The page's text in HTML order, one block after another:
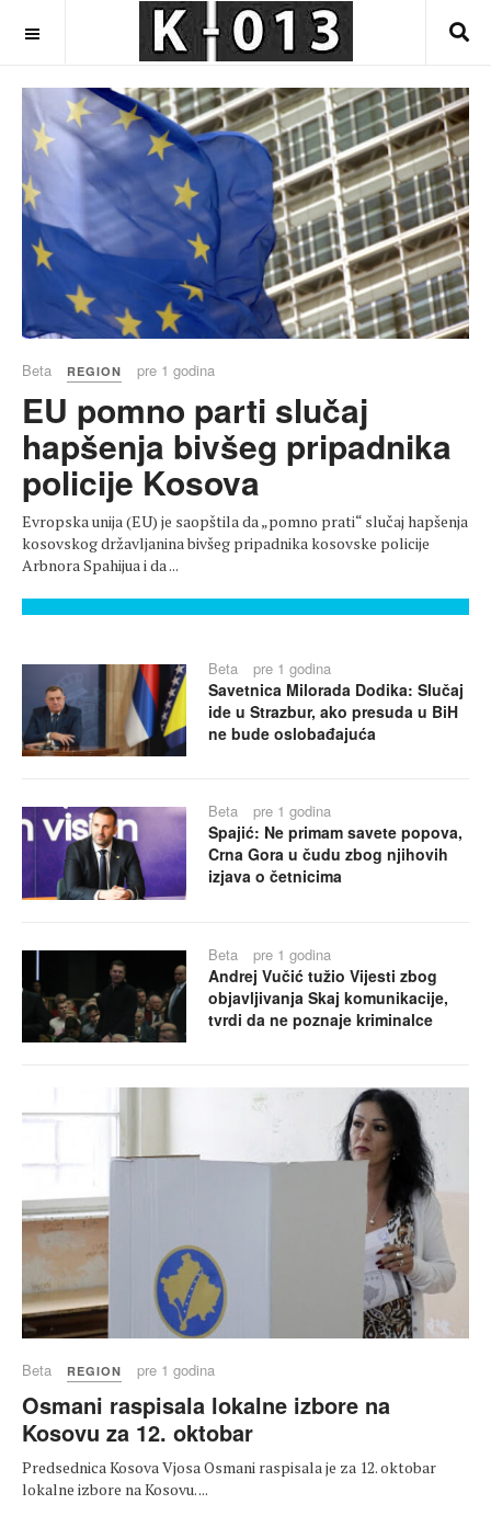
Beta REGION pre 1 godina
EU pomno parti slučaj
hapšenja bivšeg pripadnika
policije Kosova
Evropska unija (EU) je saopštila da „pomno prati“ slučaj hapšenja
kosovskog državljanina bivšeg pripadnika kosovske policije
Arbnora Spahijua i da ...
Beta pre 1 godina
Savetnica Milorada Dodika: Slučaj
ide u Strazbur, ako presuda u BiH
ne bude oslobađajuća
Beta pre 1 godina
Spajić: Ne primam savete popova,
Crna Gora u čudu zbog njihovih
izjava o četnicima
Beta pre 1 godina
Andrej Vučić tužio Vijesti zbog
objavljivanja Skaj komunikacije,
tvrdi da ne poznaje kriminalce
Beta REGION pre 1 godina
Osmani raspisala lokalne izbore na
Kosovu za 12. oktobar
Predsednica Kosova Vjosa Osmani raspisala je za 12. oktobar
lokalne izbore na Kosovu. ...